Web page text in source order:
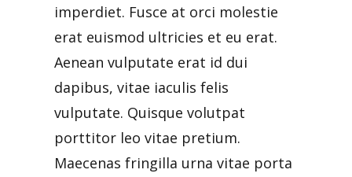
imperdiet. Fusce at orci molestie
erat euismod ultricies et eu erat.
Aenean vulputate erat id dui
dapibus, vitae iaculis felis
vulputate. Quisque volutpat
porttitor leo vitae pretium.
Maecenas fringilla urna vitae porta